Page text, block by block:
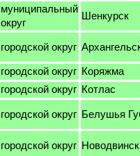
муниципальный
округ
Шенкурск
городской округ
городской округ Коряжма
городской округ Котлас
городской округ Белушья
городской округ Новодвинск